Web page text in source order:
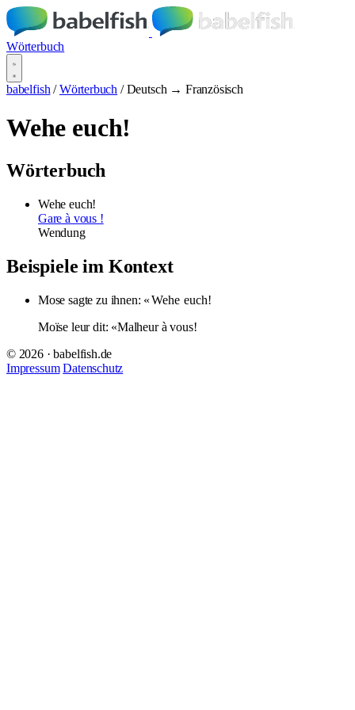
Wörterbuch
babelfish / Wörterbuch / Deutsch → Französisch
Wehe euch!
Wörterbuch
Wehe euch!
Gare à vous !
Wendung
Beispiele im Kontext
Mose sagte zu ihnen: «Wehe euch!
Moïse leur dit: «Malheur à vous!
© 2026 · babelfish.de
Impressum Datenschutz